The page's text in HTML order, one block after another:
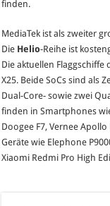
finden.
MediaTek ist als zweiter
Die Helio-Reihe ist
Die aktuellen
X25. Beide SoCs sind als
Dual-Core- sowie zwei
finden in Smartphones
Doogee F7, Vernee
Geräte wie Elephone
Xiaomi Redmi Pro High